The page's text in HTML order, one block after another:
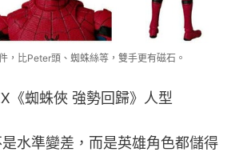
，比Peter頭、蜘蛛絲等，雙手更有磁石。
《蜘蛛俠 強勢回歸》人型
水準變差，而是英雄角色都儲得